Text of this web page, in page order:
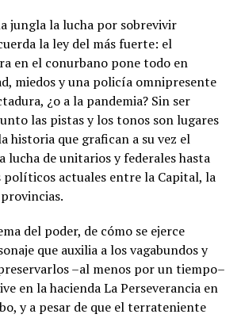
jungla la lucha por sobrevivir
la ley del más fuerte: el
en el conurbano pone todo en
miedos y una policía omnipresente
¿o a la pandemia? Sin ser
las pistas y los tonos son lugares
historia que grafican a su vez el
lucha de unitarios y federales hasta
actuales entre la Capital, la
del poder, de cómo se ejerce
que auxilia a los vagabundos y
–al menos por un tiempo–
en la hacienda La Perseverancia en
y a pesar de que el terrateniente